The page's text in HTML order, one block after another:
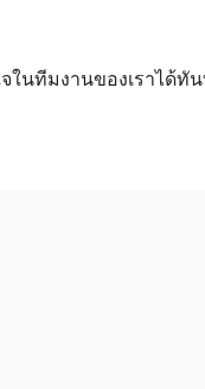
ในทีมงานของเราได้ทั